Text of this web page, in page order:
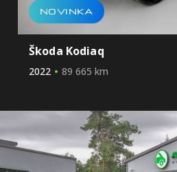
NOVINKA
Škoda Kodiaq
2022 89 665 km